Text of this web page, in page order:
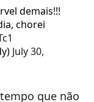
demais!!!
chorei
July 30,
que não